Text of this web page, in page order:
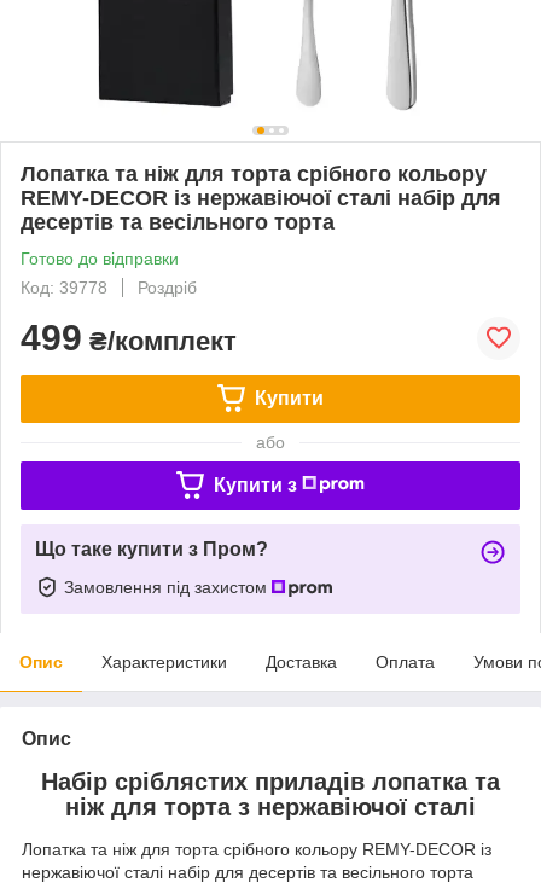
Лопатка та ніж для торта срібного кольору
REMY-DECOR із нержавіючої сталі набір для
десертів та весільного торта
Готово до відправки
Код: 39778
Роздріб
499 ₴/комплект
Купити
або
Купити з
Що таке купити з Пром?
Замовлення під захистом
Опис Характеристики Доставка Оплата Умови
Опис
Набір сріблястих приладів лопатка та
ніж для торта з нержавіючої сталі
Лопатка та ніж для торта срібного кольору REMY-DECOR із
нержавіючої сталі набір для десертів та весільного торта